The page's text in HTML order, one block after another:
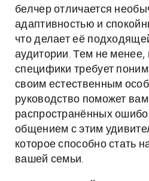
белчер отличается
адаптивностью и
что делает её
аудитории. Тем не менее,
специфики требует
своим естественным
руководство поможет
распространённых
общением с этим
которое способно стать
вашей семьи.